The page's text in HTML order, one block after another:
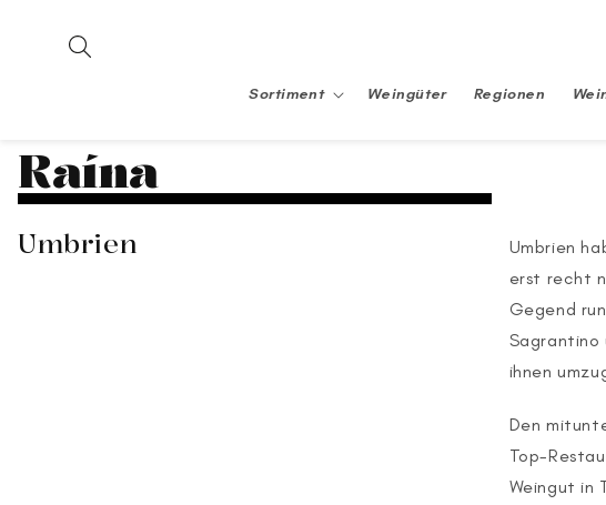
Inhalt
Sortiment Weingüter Regionen
Raína
Umbrien
Umbrien
erst recht
Gegend
Sagrantino
ihnen
Den
Top-
Weingut in